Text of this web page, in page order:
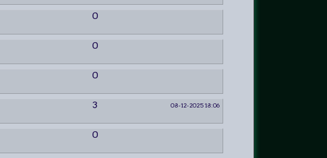
0
0
0
3
08-12-2025 18:06
0